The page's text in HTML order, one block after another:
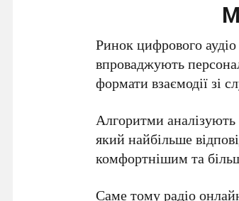
Ринок цифрового
впроваджують
формати взаємодії зі
Алгоритми аналізують
який найбільше
комфортнішим та
Саме тому радіо